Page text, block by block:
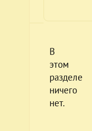
В
этом
разделе
ничего
нет.